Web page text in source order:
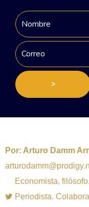
>
Por: Arturo Damm
Economista,
Periodista.